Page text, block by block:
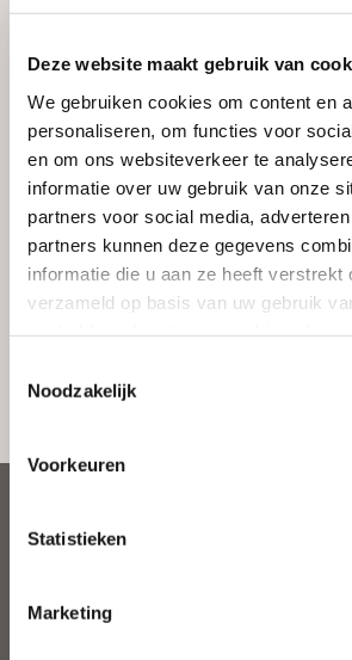
Deze website maakt gebruik van
We gebruiken cookies om content en
personaliseren, om functies voor
en om ons websiteverkeer te
informatie over uw gebruik van onze
partners voor social media,
partners kunnen deze gegevens
informatie die u aan ze heeft verstrekt
verzameld op basis van uw gebruik
Noodzakelijk
Voorkeuren
Statistieken
Marketing
een levensduur van 30.000
om het analysezuiver reinigen van
laboratoriumglaswerk of om de
voor hotelgasten: ons motto
dan 115 jaar om voor onze klanten de
te ontwikkelen, zodat zij op hun beurt
het beste kunnen bieden.